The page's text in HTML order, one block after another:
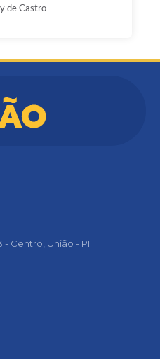
de Castro
- Centro, União - PI